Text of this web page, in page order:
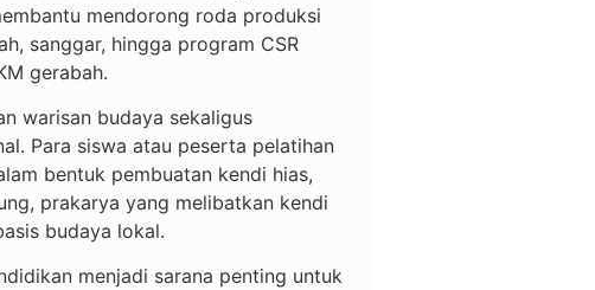
mendorong roda produksi
sanggar, hingga program CSR
gerabah.
warisan budaya sekaligus
Para siswa atau peserta pelatihan
bentuk pembuatan kendi hias,
prakarya yang melibatkan kendi
budaya lokal.
menjadi sarana penting untuk